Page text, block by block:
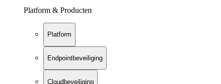
Platform & Producten
Platform
Endpointbeveiliging
Cloudbeveiliging